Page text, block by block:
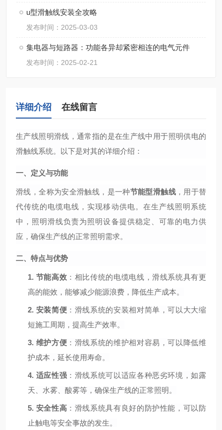
u型滑触线安装全攻略
发布时间：2025-03-03
集电器与短路器：功能各异却紧密相连的电气元件
发布时间：2025-02-21
详细介绍 在线留言
生产线照明滑线，通常指的是在生产线中用于照明供电的
滑触线系统。以下是对其的详细介绍：
一、定义与功能
滑线，全称为安全滑触线，是一种节能型滑触线，用于替
代传统的电缆电线，实现移动供电。在生产线照明系统
中，照明滑线负责为照明设备提供稳定、可靠的电力供
应，确保生产线的正常照明需求。
二、特点与优势
1. 节能高效 ：相比传统的电缆电线，滑线系统具有更
高的能效，能够减少能源浪费，降低生产成本。
2. 安装简便 ：滑线系统的安装相对简单，可以大大缩
短施工周期，提高生产效率。
3. 维护方便 ：滑线系统的维护相对容易，可以降低维
护成本，延长使用寿命。
4. 适应性强 ：滑线系统可以适应各种恶劣环境，如露
天、水雾、酸雾等，确保生产线的正常照明。
5. 安全性高 ：滑线系统具有良好的防护性能，可以防
止触电等安全事故的发生。